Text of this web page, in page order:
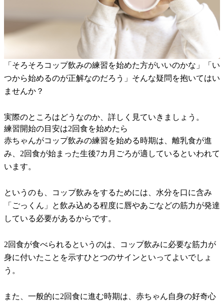
「そろそろコップ飲みの練習を始めた方がいいのかな」「い
つから始めるのが正解なのだろう」そんな疑問を抱いてはい
ませんか？
実際のところはどうなのか、詳しく見ていきましょう。
練習開始の目安は2回食を始めたら
赤ちゃんがコップ飲みの練習を始める時期は、離乳食が進
み、2回食が始まった生後7カ月ごろが適しているといわれて
います。
というのも、コップ飲みをするためには、水分を口に含み
「ごっくん」と飲み込める程度に唇やあごなどの筋力が発達
している必要があるからです。
2回食が食べられるというのは、コップ飲みに必要な筋力が
身に付いたことを示すひとつのサインといってよいでしょ
う。
また、一般的に2回食に進む時期は、赤ちゃん自身の好奇心